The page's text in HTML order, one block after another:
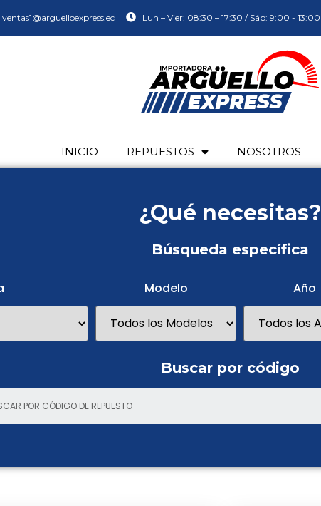
ventas1@arguelloexpress.ec Lun – Vier: 08:30 – 17:30 / Sáb: 9:00 - 13:00
INICIO REPUESTOS NOSOTROS
¿Qué necesitas?
Búsqueda específica
Modelo Año
Buscar por código